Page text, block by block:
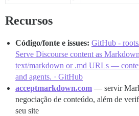
Recursos
Código/fonte e issues: GitHub -
Serve Discourse content as
text/markdown or .md URLs —
and agents. · GitHub
acceptmarkdown.com — servir
negociação de conteúdo, além de
seu site